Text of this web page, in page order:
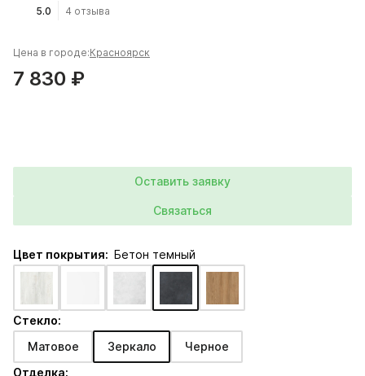
5.0 4 отзыва
Цена в городе:Красноярск
7 830 ₽
Оставить заявку
Связаться
Цвет покрытия: Бетон темный
Стекло:
Матовое
Зеркало
Черное
Отделка: